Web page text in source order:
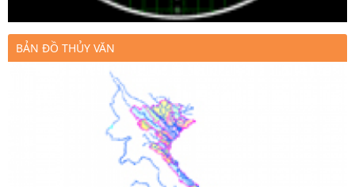
BẢN ĐỒ THỦY VĂN